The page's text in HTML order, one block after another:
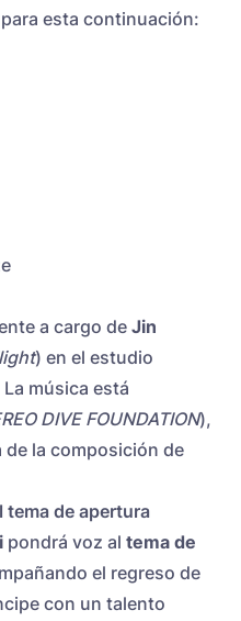
esta continuación:
a cargo de Jin
) en el estudio
La música está
DIVE FOUNDATION),
de la composición de
tema de apertura
pondrá voz al tema de
el regreso de
con un talento